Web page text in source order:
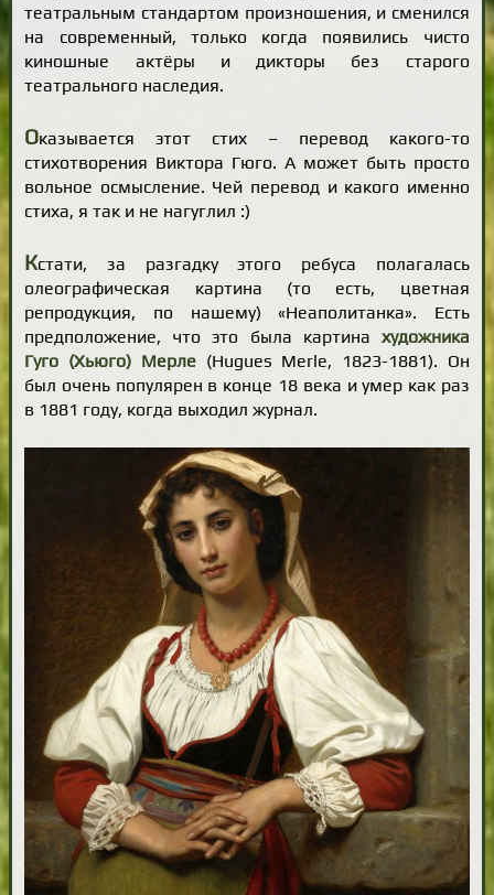
театральным стандартом произношения, и сменился
на современный, только когда появились чисто
киношные актёры и дикторы без старого
театрального наследия.
Оказывается этот стих – перевод какого-то
стихотворения Виктора Гюго. А может быть просто
вольное осмысление. Чей перевод и какого именно
стиха, я так и не нагуглил :)
Кстати, за разгадку этого ребуса полагалась
олеографическая картина (то есть, цветная
репродукция, по нашему) «Неаполитанка». Есть
предположение, что это была картина художника
Гуго (Хьюго) Мерле(Hugues Merle, 1823-1881). Он
был очень популярен в конце 18 века и умер как раз
в 1881 году, когда выходил журнал.